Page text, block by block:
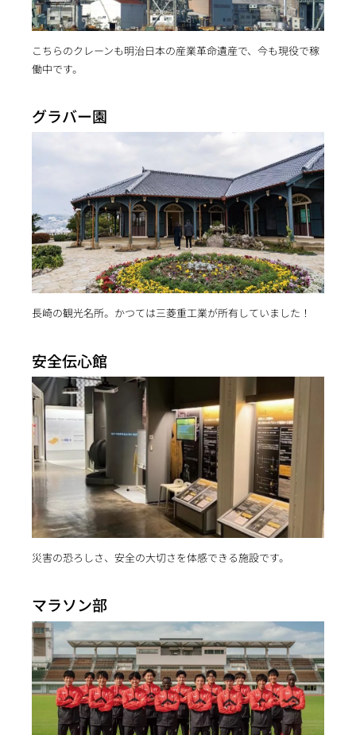
こちらのクレーンも明治日本の産業革命遺産で、今も現役で稼
働中です。
グラバー園
長崎の観光名所。かつては三菱重工業が所有していました！
安全伝心館
災害の恐ろしさ、安全の大切さを体感できる施設です。
マラソン部